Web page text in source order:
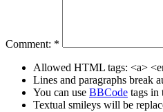
Comment: *
Allowed HTML tags: <a>
Lines and paragraphs break
You can use BBCode tags in
Textual smileys will be